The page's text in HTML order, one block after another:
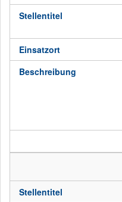
Stellentitel
Einsatzort
Beschreibung
Stellentitel